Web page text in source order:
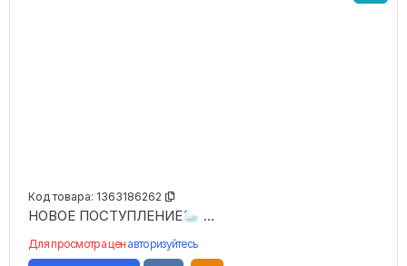
Код товара: 1363186262
НОВОЕ ПОСТУПЛЕНИЕ🦢 ...
Для просмотра цен авторизуйтесь